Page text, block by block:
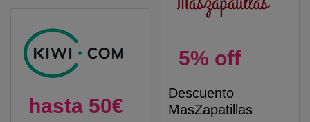
hasta 50€
5% off
Descuento
MasZapatillas